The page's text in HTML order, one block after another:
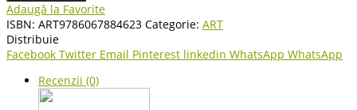
Adaugă la Favorite
ISBN: ART9786067884623 Categorie: ART
Distribuie
Facebook Twitter Email Pinterest linkedin WhatsApp WhatsApp
Recenzii (0)